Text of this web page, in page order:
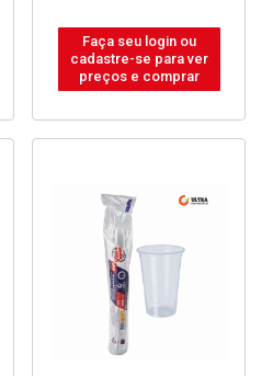
Faça seu login ou
cadastre-se para ver
preços e comprar